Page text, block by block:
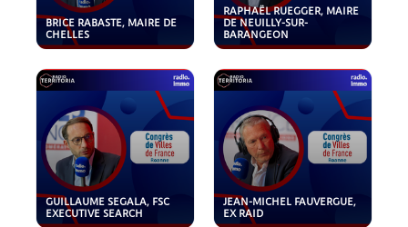
BRICE RABASTE, MAIRE DE
CHELLES
RAPHAËL RUEGGER, MAIRE
DE NEUILLY-SUR-
BARANGEON
GUILLAUME SEGALA, FSC
EXECUTIVE SEARCH
JEAN-MICHEL FAUVERGUE,
EX RAID